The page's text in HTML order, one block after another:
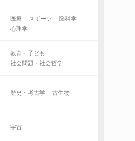
医療 スポーツ
脳科学
心理学
教育・子ども
社会問題・社会哲学
歴史・考古学 古生物
宇宙